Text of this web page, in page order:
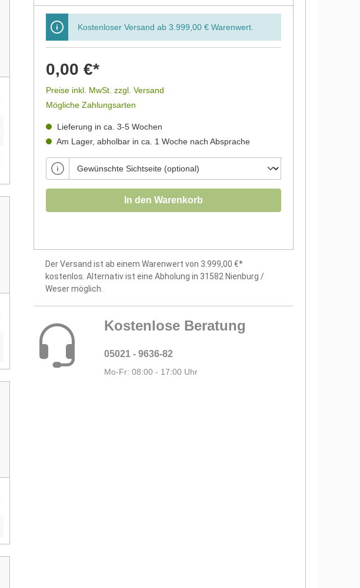
KostenloserVersand ab 3.999,00 € Warenwert.
0,00 €*
Preise inkl. MwSt. zzgl. Versand
Mögliche Zahlungsarten
Lieferung in ca. 3-5 Wochen
Am Lager, abholbar in ca. 1 Woche nach Absprache
In den Warenkorb
Der Versand ist ab einem Warenwert von 3.999,00 €*
kostenlos. Alternativ ist eine Abholung in 31582 Nienburg /
Weser möglich.
Kostenlose Beratung
05021 - 9636-82
Mo-Fr: 08:00 - 17:00 Uhr